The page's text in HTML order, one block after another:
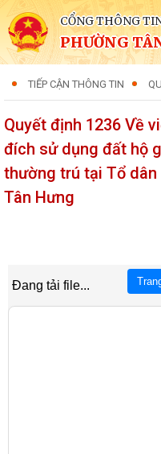
CỔNG THÔNG
PHƯỜNG
TIẾP CẬN THÔNG TIN
Quyết định 1236 Về
đích sử dụng đất hộ
thường trú tại Tổ dân
Tân Hưng